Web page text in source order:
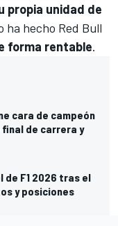
propia unidad de
ha hecho Red Bull
forma rentable.
cara de campeón
de carrera y
de F1 2026 tras el
y posiciones